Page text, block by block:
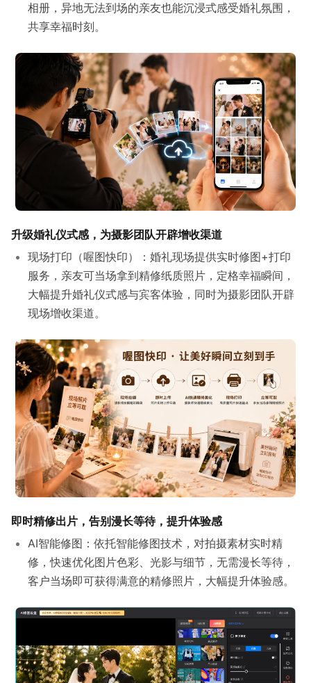
相册，异地无法到场的亲友也能沉浸式感受婚礼氛围，
共享幸福时刻。
升级婚礼仪式感，为摄影团队开辟增收渠道
现场打印（喔图快印）：婚礼现场提供实时修图+打印
服务，亲友可当场拿到精修纸质照片，定格幸福瞬间，
大幅提升婚礼仪式感与宾客体验，同时为摄影团队开辟
现场增收渠道。
即时精修出片，告别漫长等待，提升体验感
AI智能修图：依托智能修图技术，对拍摄素材实时精
修，快速优化图片色彩、光影与细节，无需漫长等待，
客户当场即可获得满意的精修照片，大幅提升体验感。